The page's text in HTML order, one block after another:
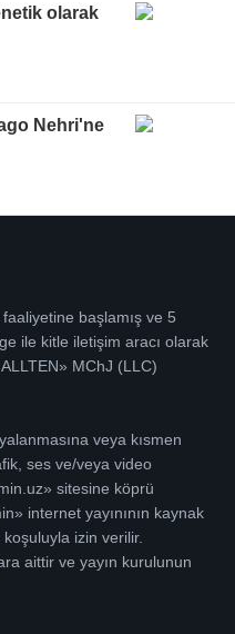
olarak
Nehri'ne
başlamış ve 5
ile kitle iletişim aracı olarak
MChJ (LLC)
veya kısmen
ses ve/veya video
sitesine köprü
internet yayınının kaynak
izin verilir.
aittir ve yayın kurulunun